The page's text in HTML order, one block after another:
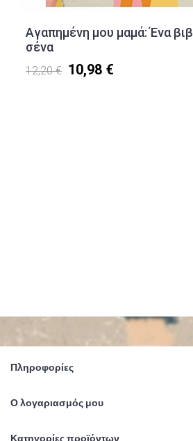
Αγαπημένη μου μαμά: Ένα
σένα
12,20 € 10,98 €
Πληροφορίες
Ο λογαριασμός μου
Κατηγορίες προϊόντων